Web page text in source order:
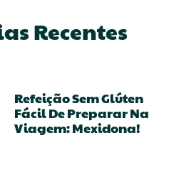
Recentes
Refeição Sem Glúten
Fácil De Preparar Na
Viagem: Mexidona!